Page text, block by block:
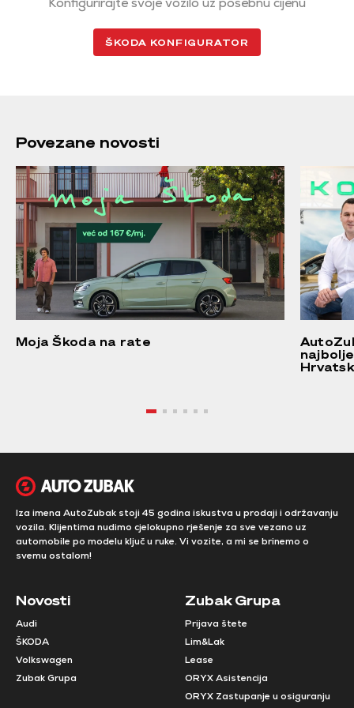
ŠKODA KONFIGURATOR
Povezane novosti
Moja Škoda na rate
Iza imena AutoZubak stoji 45 godina iskustva u prodaji i održavanju
vozila. Klijentima nudimo cjelokupno rješenje za sve vezano uz
automobile po modelu ključ u ruke. Vi vozite, a mi se brinemo o
svemu ostalom!
Novosti
Audi
ŠKODA
Volkswagen
Zubak Grupa
Zubak Grupa
Prijava štete
Lim&Lak
Lease
ORYX Asistencija
ORYX Zastupanje u osiguranju